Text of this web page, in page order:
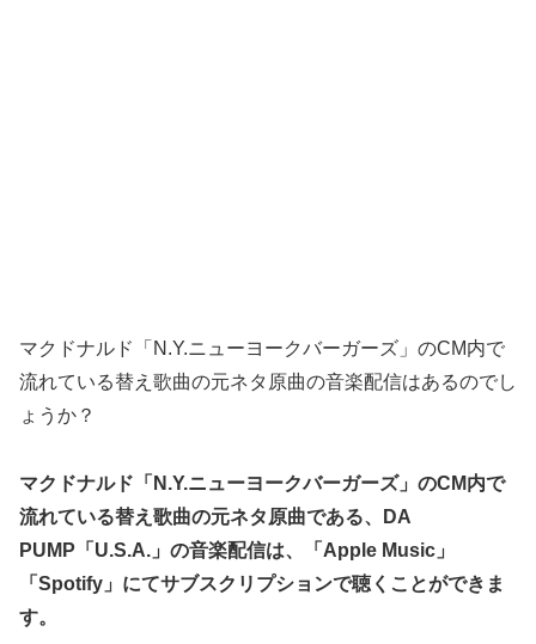
マクドナルド「N.Y.ニューヨークバーガーズ」のCM内で
流れている替え歌曲の元ネタ原曲の音楽配信はあるのでし
ょうか？
マクドナルド「N.Y.ニューヨークバーガーズ」のCM内で
流れている替え歌曲の元ネタ原曲である、DA
PUMP「U.S.A.」の音楽配信は、「Apple Music」
「Spotify」にてサブスクリプションで聴くことができま
す。